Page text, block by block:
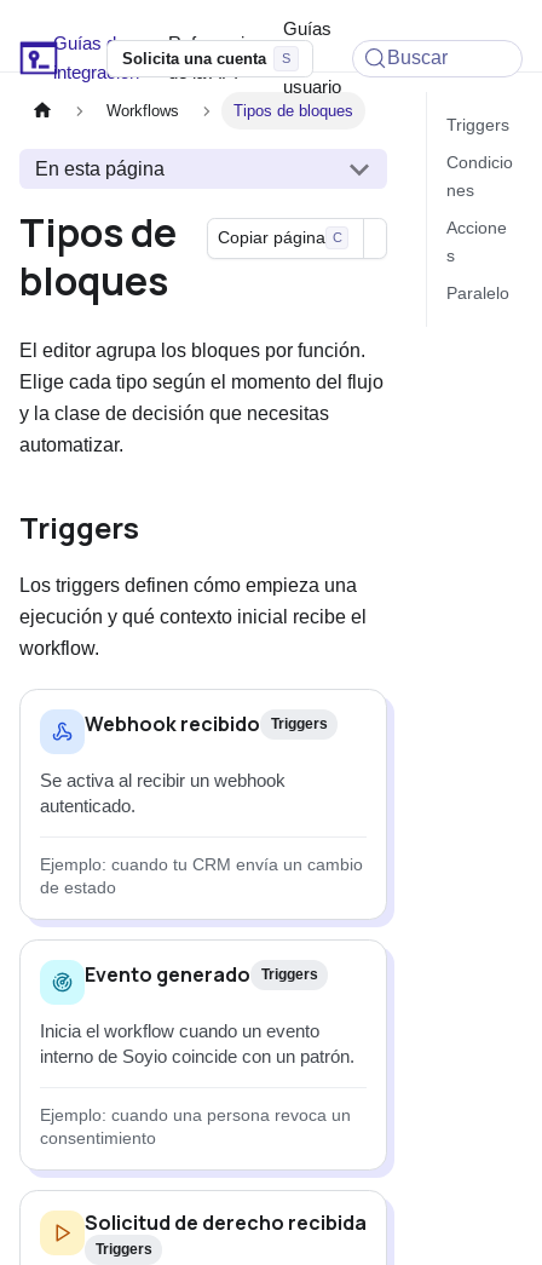
Soyio Docs
Guías de
integración
Referencia
de la API
Guías
de
usuario
Solicita una cuenta Buscar
Workflows Tipos de bloques
En esta página
Tipos de
bloques
Copiar página C
El editor agrupa los bloques por función.
Elige cada tipo según el momento del flujo
y la clase de decisión que necesitas
automatizar.
Triggers
Los triggers definen cómo empieza una
ejecución y qué contexto inicial recibe el
workflow.
Webhook recibido Triggers
Se activa al recibir un webhook
autenticado.
Ejemplo: cuando tu CRM envía un cambio
de estado
Evento generado Triggers
Inicia el workflow cuando un evento
interno de Soyio coincide con un patrón.
Ejemplo: cuando una persona revoca un
consentimiento
Solicitud de derecho recibida
Triggers
Triggers
Condicio
nes
Accione
s
Paralelo